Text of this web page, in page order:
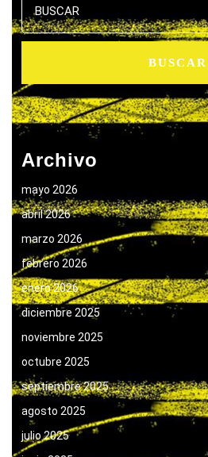
Archivo
mayo 2026
abril 2026
marzo 2026
febrero 2026
enero 2026
diciembre 2025
noviembre 2025
octubre 2025
septiembre 2025
agosto 2025
julio 2025